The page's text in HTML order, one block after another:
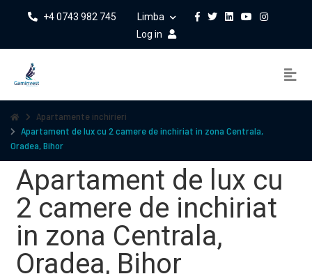
+4 0743 982 745
Limba
Log in
Apartamente inchirieri
Apartament de lux cu 2 camere de inchiriat in zona Centrala,
Oradea, Bihor
Apartament de lux cu
2 camere de inchiriat
in zona Centrala,
Oradea, Bihor